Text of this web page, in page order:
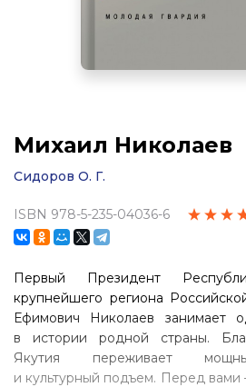
Михаил Николаев
Сидоров О. Г.
ISBN 978-5-235-04036-6
Первый Президент
крупнейшего региона
Ефимович Николаев занимает
в истории родной страны.
Якутия переживает
и культурный подъем. Перед